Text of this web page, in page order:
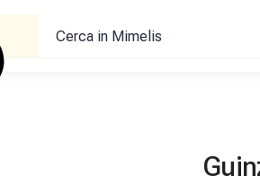
Cerca in Mimelis